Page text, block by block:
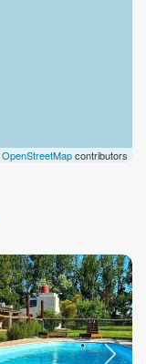
OpenStreetMapcontributors